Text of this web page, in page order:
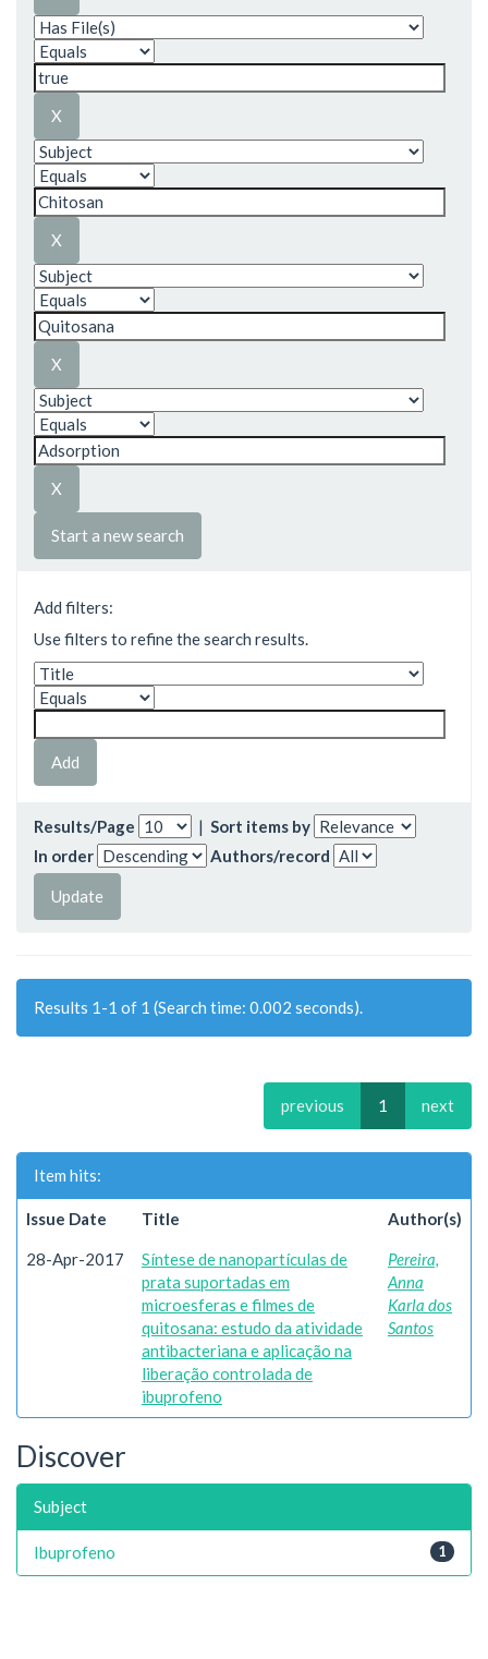
Start a new search
Add filters:
Use filters to refine the search results.
Results/Page | Sort items by
In order
Authors/record
Results 1-1 of 1 (Search time: 0.002 seconds).
previous 1 next
Item hits:
Issue Date Title Author(s)
28-Apr-2017
Síntese de nanopartículas de
prata suportadas em
microesferas e filmes de
quitosana: estudo da atividade
antibacteriana e aplicação na
liberação controlada de
ibuprofeno
Pereira,
Anna
Karla dos
Santos
Discover
Subject
1
Ibuprofeno